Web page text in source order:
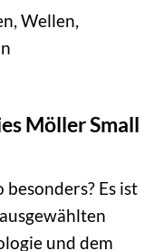
Wellen,
Möller Small
Es ist
und dem